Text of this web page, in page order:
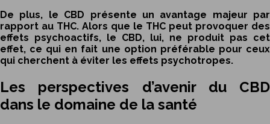
De plus, le CBD présente un avantage majeur par
rapport au THC. Alors que le THC peut provoquer des
effets psychoactifs, le CBD, lui, ne produit pas cet
effet, ce qui en fait une option préférable pour ceux
qui cherchent à éviter les effets psychotropes.
Les perspectives d’avenir du CBD
dans le domaine de la santé